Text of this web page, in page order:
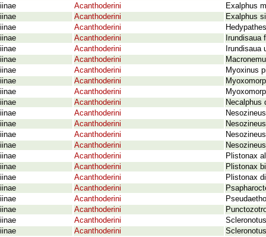
Acanthoderini
Exalphus
Acanthoderini
Exalphus
Acanthoderini
Acanthoderini
Irundisaua
Acanthoderini
Irundisaua
Acanthoderini
Acanthoderini
Myoxinus
Acanthoderini
Acanthoderini
Acanthoderini
Necalphus
Acanthoderini
Acanthoderini
Acanthoderini
Acanthoderini
Acanthoderini
Plistonax
Acanthoderini
Plistonax
Acanthoderini
Plistonax
Acanthoderini
Acanthoderini
Acanthoderini
Acanthoderini
Acanthoderini